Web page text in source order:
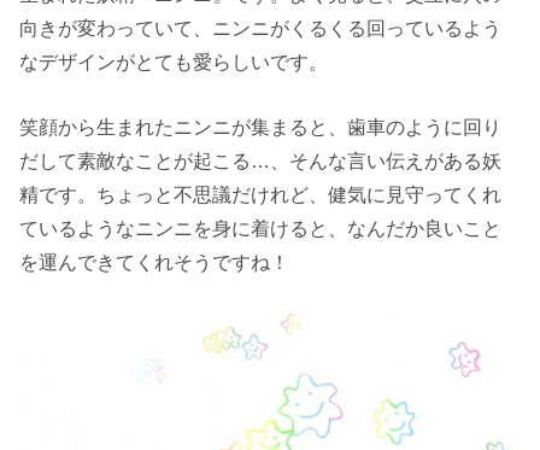
向きが変わっていて、ニンニがくるくる回っているよう
なデザインがとても愛らしいです。
笑顔から生まれたニンニが集まると、歯車のように回り
だして素敵なことが起こる…、そんな言い伝えがある妖
精です。ちょっと不思議だけれど、健気に見守ってくれ
ているようなニンニを身に着けると、なんだか良いこと
を運んできてくれそうですね！